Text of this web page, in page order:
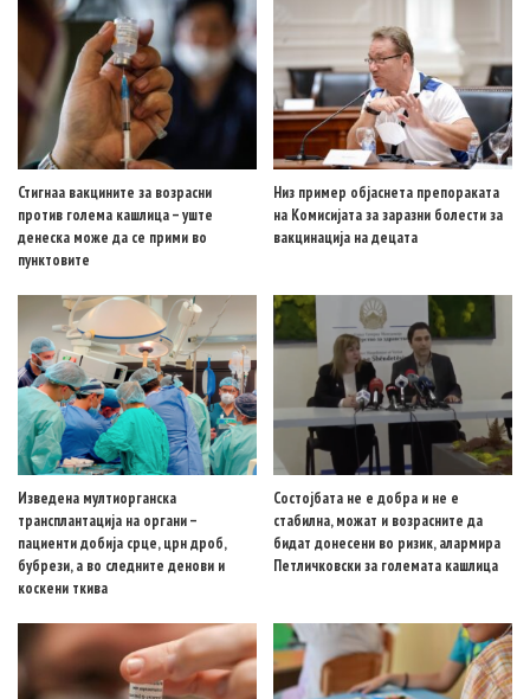
Стигнаа вакцините за возрасни
против голема кашлица – уште
денеска може да се прими во
пунктовите
Низ пример објаснета препораката
на Комисијата за заразни болести за
вакцинација на децата
Изведена мултиорганска
трансплантација на органи –
пациенти добија срце, црн дроб,
бубрези, а во следните денови и
коскени ткива
Состојбата не е добра и не е
стабилна, можат и возрасните да
бидат донесени во ризик, алармира
Петличковски за големата кашлица